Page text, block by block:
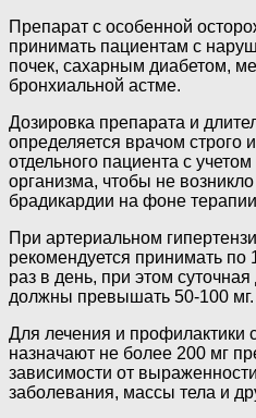
Препарат с особенной
принимать пациентам с
почек, сахарным диабетом,
бронхиальной астме.
Дозировка препарата и
определяется врачом строго
отдельного пациента с
организма, чтобы не
брадикардии на фоне
При артериальном
рекомендуется принимать по
раз в день, при этом
должны превышать 50-100 мг.
Для лечения и профилактики
назначают не более 200 мг
зависимости от
заболевания, массы тела и